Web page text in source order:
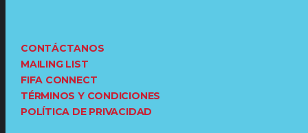
CONTÁCTANOS
MAILING LIST
FIFA CONNECT
TÉRMINOS Y CONDICIONES
POLÍTICA DE PRIVACIDAD